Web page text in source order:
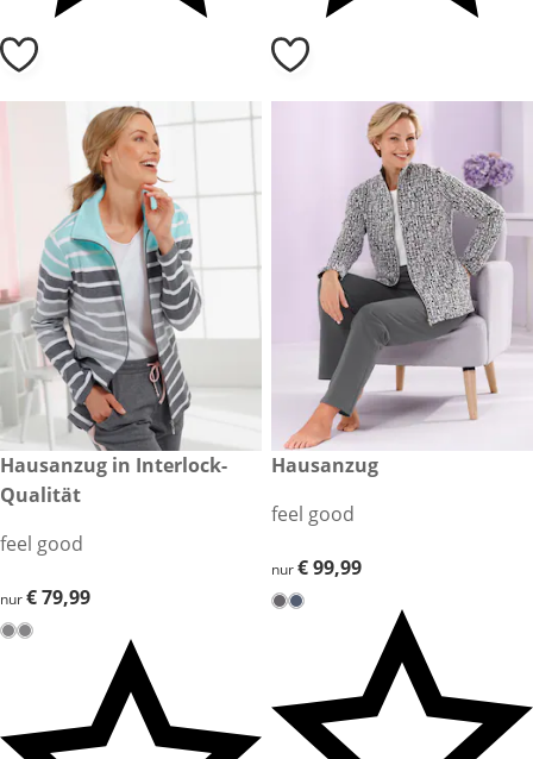
€ 79,99
Hausanzug in Interlock-
Qualität
feel good
€ 79,99
nur€ 79,99
€ 99,99
Hausanzug
feel good
€ 99,99
nur€ 99,99